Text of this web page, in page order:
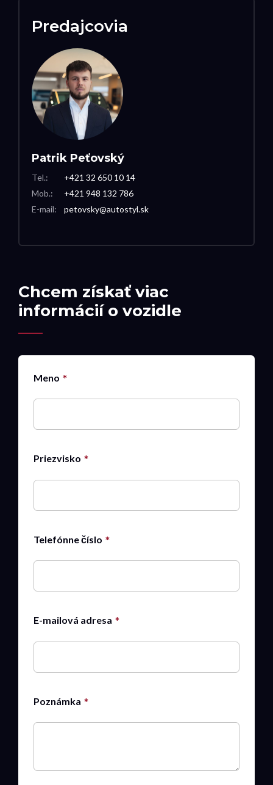
Chcem získať viac
informácií o vozidle
Meno
Priezvisko
Telefónne číslo
E-mailová adresa
Poznámka
Predajcovia
Patrik Peťovský
Tel.:
Mob.:
E-mail:
+421 32 650 10 14
+421 948 132 786
petovsky@autostyl.sk